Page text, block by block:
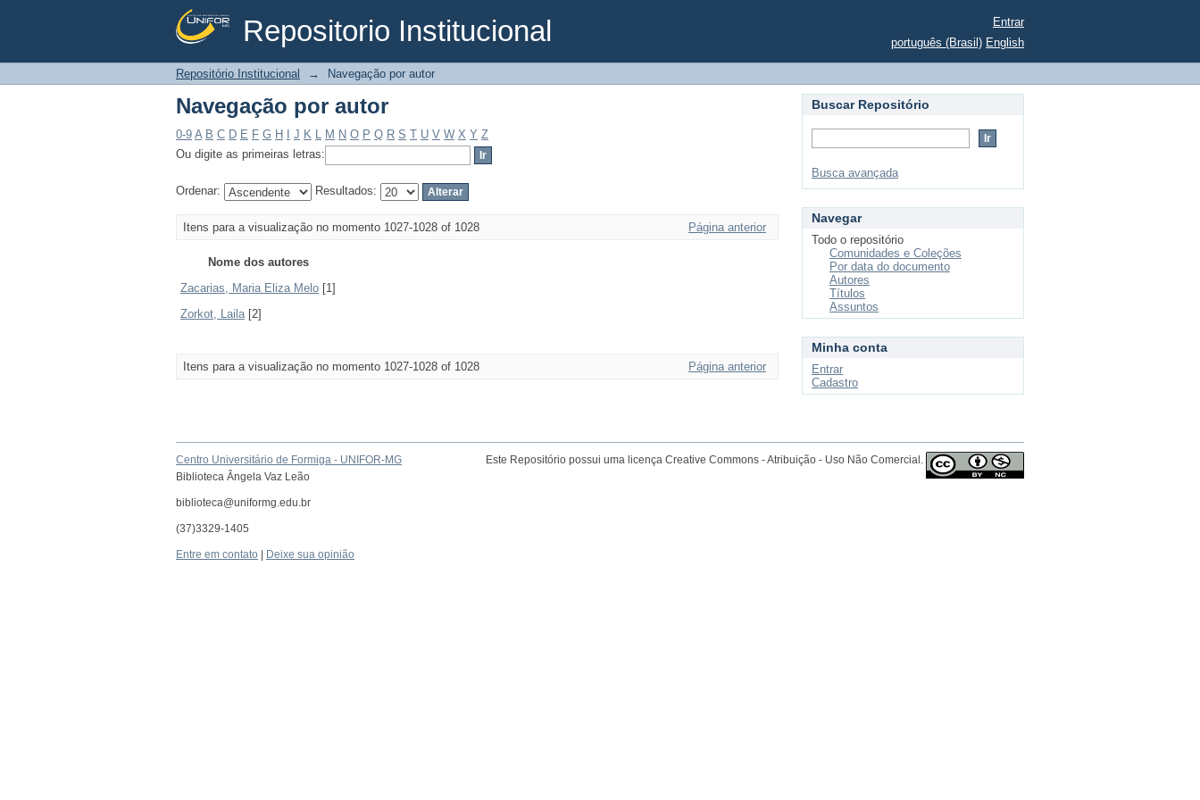
Repositorio Institucional
Navegação por autor
Entrar
português (Brasil) English
Repositório Institucional → Navegação por autor
Navegação por autor
0-9 A B C D E F G H J K L M N O P Q R S T U V W X Y Z
Ou digite as primeiras letras:
Ordenar: Resultados:
Itens para a visualização no momento 1027-1028 of 1028 Página anterior
Nome dos autores
Zacarias, Maria Eliza Melo [1]
Zorkot, Laila[2]
Itens para a visualização no momento 1027-1028 of 1028 Página anterior
Buscar Repositório
Busca avançada
Navegar
Todo o repositório
Comunidades e Coleções
Por data do documento
Autores
Títulos
Assuntos
Minha conta
Entrar
Cadastro
Centro Universitário de Formiga - UNIFOR-MG
Biblioteca Ângela Vaz Leão
biblioteca@uniformg.edu.br
(37)3329-1405
Este Repositório possui uma licença Creative Commons - Atribuição - Uso Não Comercial.
Entre em contato Deixe sua opinião